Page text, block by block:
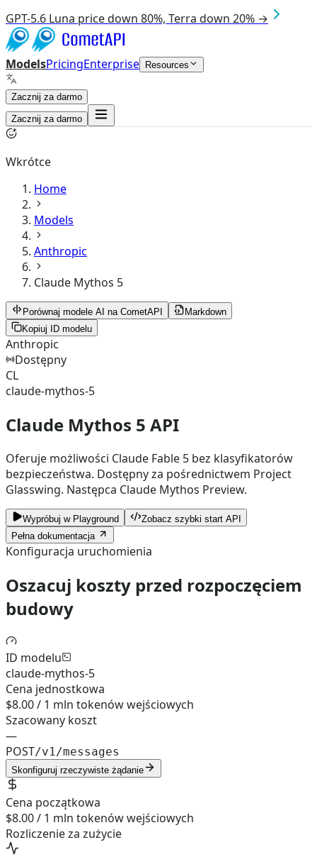
GPT-5.6 Luna price down 80%, Terra down 20% →
ModelsPricingEnterprise Resources
Zacznij za darmo
Zacznij za darmo
Wkrótce
Home
Models
Anthropic
Claude Mythos 5
Porównaj modele AI na CometAPI
Markdown
Kopiuj ID modelu
Anthropic
Dostępny
CL
claude-mythos-5
Claude Mythos 5 API
Oferuje możliwości Claude Fable 5 bez klasyfikatorów
bezpieczeństwa. Dostępny za pośrednictwem Project
Glasswing. Następca Claude Mythos Preview.
Wypróbuj w Playground
Zobacz szybki start API
Pełna dokumentacja
Konfiguracja uruchomienia
Oszacuj koszty przed rozpoczęciem
budowy
ID modelu
claude-mythos-5
Cena jednostkowa
$8.00 / 1 mln tokenów wejściowych
Szacowany koszt
—
POST/v1/messages
Skonfiguruj rzeczywiste żądanie
Cena początkowa
$8.00 / 1 mln tokenów wejściowych
Rozliczenie za zużycie